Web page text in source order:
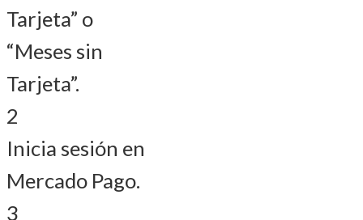
Tarjeta” o
“Meses sin
Tarjeta”.
2
Inicia sesión en
Mercado Pago.
3